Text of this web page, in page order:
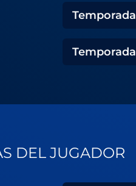
Temporada
Temporada
DEL JUGADOR